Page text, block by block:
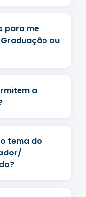
para me
ou
a
tema do